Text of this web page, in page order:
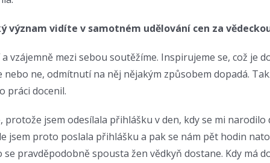
význam vidíte v samotném udělování cen za
vzájemně mezi sebou soutěžíme. Inspirujeme se, což
ne, odmítnutí na něj nějakým způsobem dopadá.
práci docenil.
jsem odesílala přihlášku v den, kdy se mi
jsem proto poslala přihlášku a pak se nám pět hodin
pravděpodobně spousta žen vědkyň dostane. Kdy má